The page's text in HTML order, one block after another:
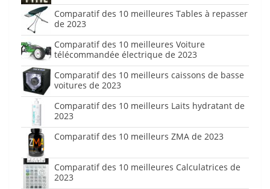
Comparatif des 10 meilleures Tables à repasser
de 2023
Comparatif des 10 meilleures Voiture
télécommandée électrique de 2023
Comparatif des 10 meilleurs caissons de basse
voitures de 2023
Comparatif des 10 meilleurs Laits hydratant de
2023
Comparatif des 10 meilleurs ZMA de 2023
Comparatif des 10 meilleures Calculatrices de
2023